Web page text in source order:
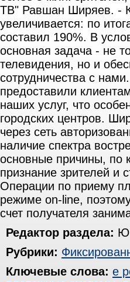
ТВ" Равшан Ширяев. -
увеличивается: по
составил 190%. В
основная задача - не
телевидения, но и
сотрудничества с
предоставили
наших услуг, что
городских центров.
через сеть
наличие спектра
основные причины, по
признание зрителей и
Операции по приему
режиме on-line,
счет получателя
Редактор раздела:
Рубрики:
Ключевые слова: e